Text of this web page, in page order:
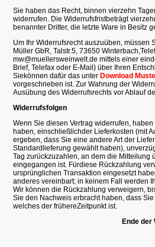
Sie haben das Recht, binnen vierzehn
widerrufen. Die Widerrufsfristbeträgt
benannter Dritter, die letzte Ware in Besitz
Um Ihr Widerrufsrecht auszuüben, müssen
Müller GbR, Talstr.5, 73650
mw@muellersweinwelt.de mittels einer
Brief, Telefax oder E-Mail) über Ihren
Siekönnen dafür das unter Download
vorgeschrieben ist. Zur Wahrung der
Ausübung des Widerrufsrechts vor Ablauf
Widerrufsfolgen
Wenn Sie diesen Vertrag widerrufen,
haben, einschließlichder Lieferkosten (mit
ergeben, dass Sie eine andere Art der
Standardlieferung gewählt haben),
Tag zurückzuzahlen, an dem die Mitteilung
eingegangen ist. Fürdiese Rückzahlung
ursprünglichen Transaktion eingesetzt
anderes vereinbart; in keinem Fall werden
Wir können die Rückzahlung verweigern,
Sie den Nachweis erbracht haben, dass
welches der frühereZeitpunkt ist.
Ende der